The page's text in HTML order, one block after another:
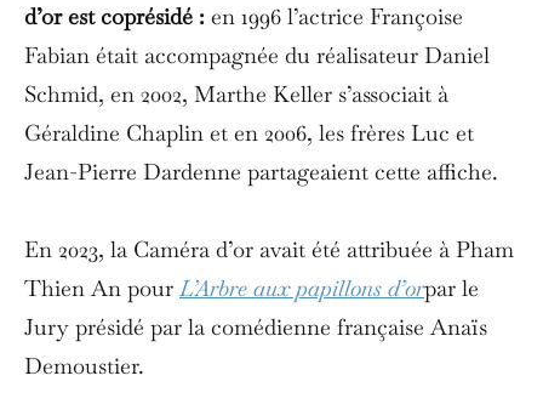
d’or est coprésidé : en 1996 l’actrice Françoise
Fabian était accompagnée du réalisateur Daniel
Schmid, en 2002, Marthe Keller s’associait à
Géraldine Chaplin et en 2006, les frères Luc et
Jean-Pierre Dardenne partageaient cette affiche.
En 2023, la Caméra d’or avait été attribuée à Pham
Thien An pourL’Arbre aux papillons d’orpar le
Jury présidé par la comédienne française Anaïs
Demoustier.